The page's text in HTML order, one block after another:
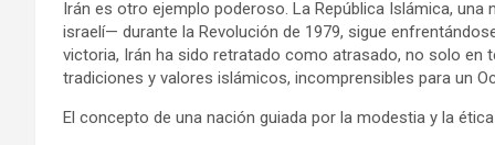
Irán es otro ejemplo poderoso. La República Islámica,
israelí— durante la Revolución de 1979, sigue
victoria, Irán ha sido retratado como atrasado, no solo en
tradiciones y valores islámicos, incomprensibles para un
El concepto de una nación guiada por la modestia y la